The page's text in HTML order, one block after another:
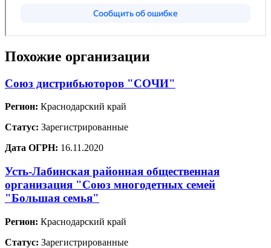
Похожие организации
Союз дистрибьюторов "СОЧИ"
Регион: Краснодарский край
Статус: Зарегистрированные
Дата ОГРН: 16.11.2020
Усть-Лабинская районная общественная
организация "Союз многодетных семей
"Большая семья"
Регион: Краснодарский край
Статус: Зарегистрированные